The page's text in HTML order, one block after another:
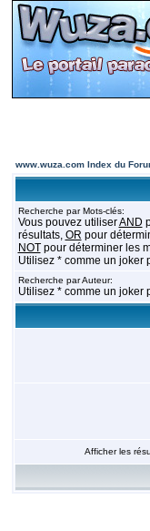
www.wuza.com Index du
Recherche par Mots-clés:
Vous pouvez utiliserAND
résultats, OR pour
NOTpour déterminer les
Utilisez * comme un joker
Recherche par Auteur:
Utilisez * comme un joker
Afficher les